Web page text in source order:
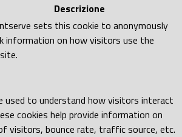
Descrizione
sets this cookie to anonymously
information on how visitors use the
used to understand how visitors interact
cookies help provide information on
visitors, bounce rate, traffic source, etc.